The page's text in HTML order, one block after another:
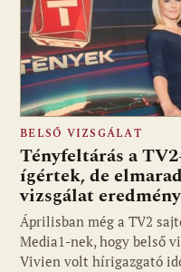
BELSŐ VIZSGÁLAT
Tényfeltárás a
ígértek, de
vizsgálat
Áprilisban még a TV2
Media1-nek, hogy belső
Vivien volt hírigazgató